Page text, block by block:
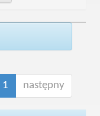
1 następny